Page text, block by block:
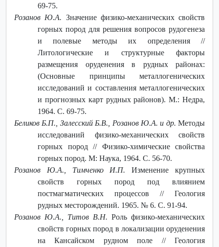
69-75.
Розанов Ю.А. Значение физико-механических свойств
горных пород для решения вопросов рудогенеза
и полевые методы их определения //
Литологические и структурные факторы
размещения оруденения в рудных районах:
(Основные принципы металлогенических
исследований и составления металлогенических
и прогнозных карт рудных районов). М.: Недра,
1964. С. 69-75.
Беликов Б.П., Залесский Б.В., Розанов Ю.А. и др. Методы
исследований физико-механических свойств
горных пород // Физико-химические свойства
горных пород. М: Наука, 1964. С. 56-70.
Розанов Ю.А., Тимченко И.П.Изменение крупных
свойств горных пород под влиянием
постмагматических процессов // Геология
рудных месторождений. 1965. № 6. С. 91-94.
Розанов Ю.А., Титов В.Н. Роль физико-механических
свойств горных пород в локализации оруденения
на Кансайском рудном поле // Геология